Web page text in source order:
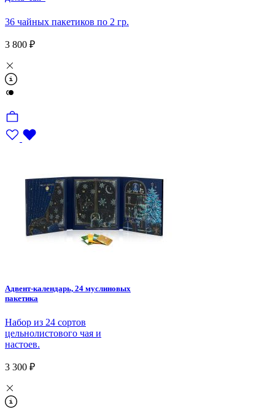
36 чайных пакетиков по 2 гр.
3 800 ₽
Адвент-календарь, 24 муслиновых
пакетика
Набор из 24 сортов
цельнолистового чая и
настоев.
3 300 ₽